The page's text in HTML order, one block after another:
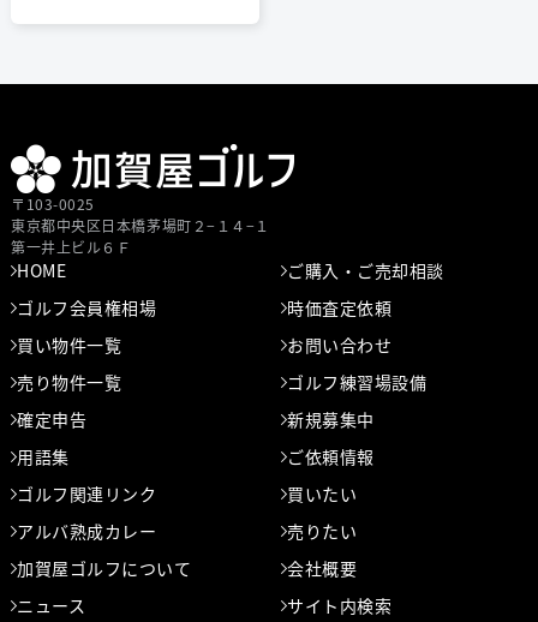
〒103-0025
東京都中央区⽇本橋茅場町２−１４−１
第⼀井上ビル６Ｆ
HOME
ご購入・ご売却相談
ゴルフ会員権相場
時価査定依頼
買い物件一覧
お問い合わせ
売り物件一覧
ゴルフ練習場設備
確定申告
新規募集中
用語集
ご依頼情報
ゴルフ関連リンク
買いたい
アルバ熟成カレー
売りたい
加賀屋ゴルフについて
会社概要
ニュース
サイト内検索